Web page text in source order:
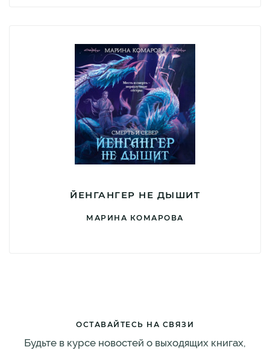
ЙЕНГАНГЕР НЕ ДЫШИТ
МАРИНА КОМАРОВА
ОСТАВАЙТЕСЬ НА СВЯЗИ
Будьте в курсе новостей о выходящих книгах,